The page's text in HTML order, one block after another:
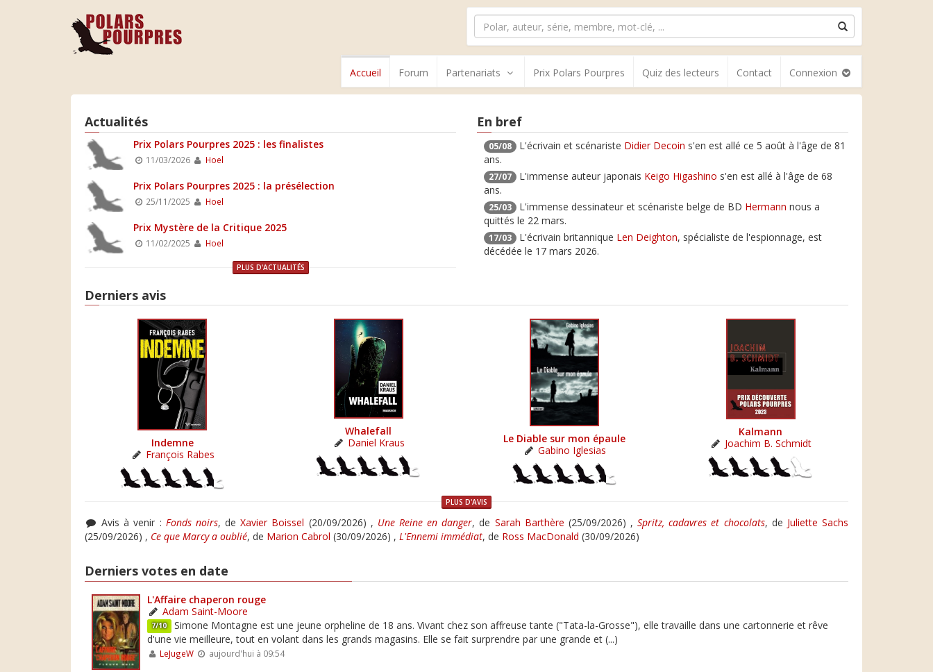
Accueil Forum Partenariats Prix Polars Pourpres Quiz des lecteurs Contact Connexion
Actualités
Prix Polars Pourpres 2025 : les finalistes
11/03/2026 Hoel
Prix Polars Pourpres 2025 : la présélection
25/11/2025 Hoel
Prix Mystère de la Critique 2025
11/02/2025 Hoel
PLUS D'ACTUALITÉS
En bref
05/08 L'écrivain et scénariste Didier Decoin s'en est allé ce 5 août à l'âge de 81
ans.
27/07 L'immense auteur japonais Keigo Higashino s'en est allé à l'âge de 68
ans.
25/03 L'immense dessinateur et scénariste belge de BD Hermann nous a
quittés le 22 mars.
17/03 L'écrivain britannique Len Deighton, spécialiste de l'espionnage, est
décédée le 17 mars 2026.
Derniers avis
Indemne
François Rabes
Whalefall
Daniel Kraus
Le Diable sur mon épaule
Gabino Iglesias
Kalmann
Joachim B. Schmidt
PLUS D'AVIS
Avis à venir : Fonds noirs, deXavier Boissel (20/09/2026) , Une Reine en danger, de Sarah Barthère (25/09/2026) ,Spritz, cadavres et chocolats, de Juliette Sachs
(25/09/2026) , Ce que Marcy a oublié, de Marion Cabrol (30/09/2026) , L'Ennemi immédiat, de Ross MacDonald (30/09/2026)
Derniers votes en date
L'Affaire chaperon rouge
Adam Saint-Moore
7/10 Simone Montagne est une jeune orpheline de 18 ans. Vivant chez son affreuse tante ("Tata-la-Grosse"), elle travaille dans une cartonnerie et rêve
d'une vie meilleure, tout en volant dans les grands magasins. Elle se fait surprendre par une grande et (...)
LeJugeW aujourd'hui à 09:54